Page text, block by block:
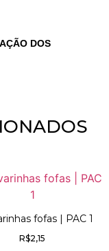
DOS
fofas | PAC 1
R$2,15